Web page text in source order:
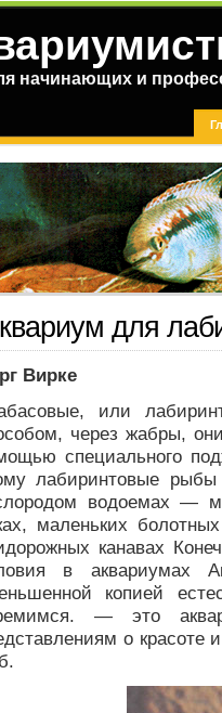
начинающих и
для
Вирке
или
через жабры,
специального
лабиринтовые
водоемах —
маленьких
канавах
в аквариумах
копией
— это
о красоте